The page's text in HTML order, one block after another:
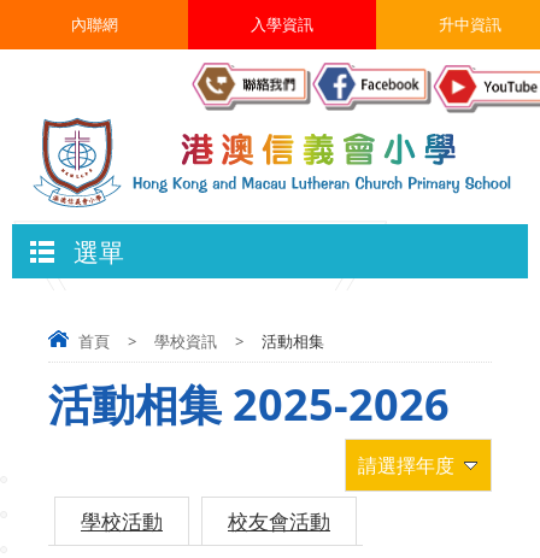
升中資訊
入學資訊
內聯網
選單
首頁 > 學校資訊 > 活動相集
活動相集 2025-2026
請選擇年度
學校活動 校友會活動